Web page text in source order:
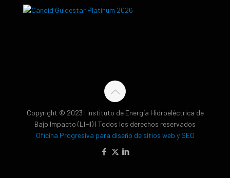
Copyright © 2023 | Instituto de Energía Hidroeléctrica de
Bajo Impacto (LIHI) | Todos los derechos reservados
Oficina Progresiva para diseño de sitios web y SEO